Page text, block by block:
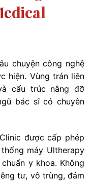
chuyện công nghệ
hiện. Vùng trán liên
cấu trúc nâng đỡ
bác sĩ có chuyên
được cấp phép
máy Ultherapy
y khoa. Không
tư, vô trùng, đảm